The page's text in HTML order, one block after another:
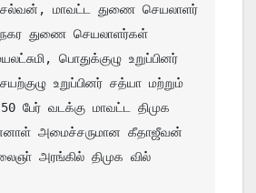
மாவட்ட துணை செயலாளர்
துணை செயலாளர்கள்
பொதுக்குழு உறுப்பினர்
உறுப்பினர் சத்யா மற்றும்
50 பேர் வடக்கு மாவட்ட திமுக
அமைச்சருமான கீதாஜீவன்
அரங்கில் திமுக வில்